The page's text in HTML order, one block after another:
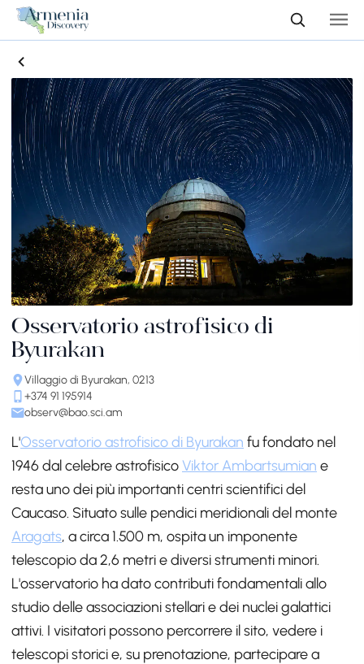
Osservatorio astrofisico di
Byurakan
Villaggio di Byurakan, 0213
+374 91 195914
observ@bao.sci.am
L'Osservatorio astrofisico di Byurakan fu fondato nel
1946 dal celebre astrofisicoViktor Ambartsumian e
resta uno dei più importanti centri scientifici del
Caucaso. Situato sulle pendici meridionali del monte
Aragats, a circa 1.500 m, ospita un imponente
telescopio da 2,6 metri e diversi strumenti minori.
L'osservatorio ha dato contributi fondamentali allo
studio delle associazioni stellari e dei nuclei galattici
attivi. I visitatori possono percorrere il sito, vedere i
telescopi storici e, su prenotazione, partecipare a